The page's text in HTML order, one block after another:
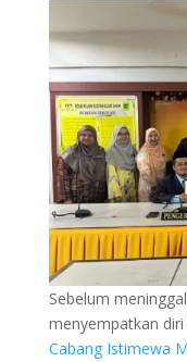
Sebelum
menyempatkan
Cabang Istimewa